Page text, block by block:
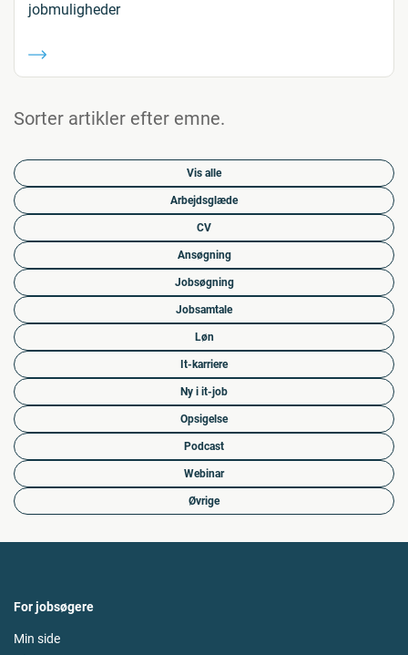
jobmuligheder
Sorter artikler efter emne.
Vis alle
Arbejdsglæde
CV
Ansøgning
Jobsøgning
Jobsamtale
Løn
It-karriere
Ny i it-job
Opsigelse
Podcast
Webinar
Øvrige
For jobsøgere
Min side